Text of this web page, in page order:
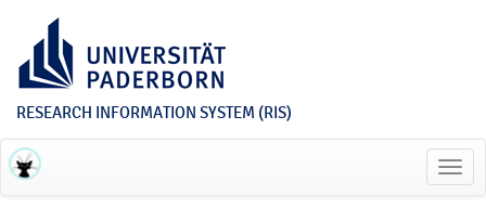
RESEARCH INFORMATION SYSTEM (RIS)